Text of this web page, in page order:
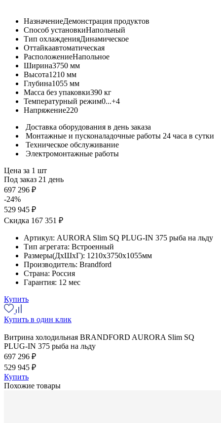
НазначениеДемонстрация продуктов
Способ установкиНапольный
Тип охлажденияДинамическое
Оттайкаавтоматическая
РасположениеНапольное
Ширина3750 мм
Высота1210 мм
Глубина1055 мм
Масса без упаковки390 кг
Температурный режим0...+4
Напряжение220
Доставка оборудования в день заказа
Монтажные и пусконаладочные работы 24 часа в сутки
Техническое обслуживание
Электромонтажные работы
Цена за 1 шт
Под заказ 21 день
697 296 ₽
-24%
529 945 ₽
Скидка 167 351 ₽
Артикул: AURORA Slim SQ PLUG-IN 375 рыба на льду
Тип агрегата: Встроенный
Размеры(ДхШхГ): 1210x3750x1055мм
Производитель: Brandford
Страна: Россия
Гарантия: 12 мес
Купить
Купить в один клик
Витрина холодильная BRANDFORD AURORA Slim SQ
PLUG-IN 375 рыба на льду
697 296 ₽
529 945 ₽
Купить
Похожие товары